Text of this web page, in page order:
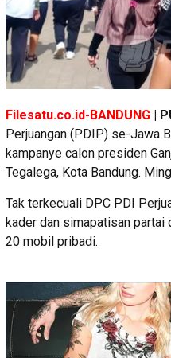
Filesatu.co.id-BANDUNG |
Perjuangan (PDIP) se-Jawa
kampanye calon presiden
Tegalega, Kota Bandung.
Tak terkecuali DPC PDI
kader dan simapatisan partai
20 mobil pribadi.